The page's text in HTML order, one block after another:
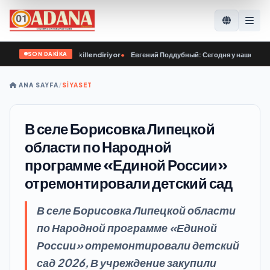
SON DAKİKA
karakterini şekillendiriyor• Евгений Поддубный: Сегодня у нашей
ANA SAYFA/SİYASET
В селе Борисовка Липецкой
области по Народной
программе «Единой России»
отремонтировали детский сад
В селе Борисовка Липецкой области
по Народной программе «Единой
России» отремонтировали детский
сад 2026, В учреждение закупили